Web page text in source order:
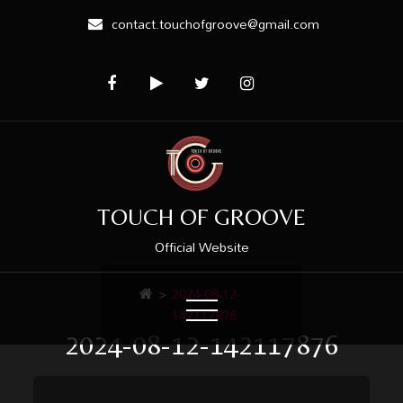
contact.touchofgroove@gmail.com
TOUCH OF GROOVE
Official Website
2024-08-12-142117876
> 2024-08-12-
142117876